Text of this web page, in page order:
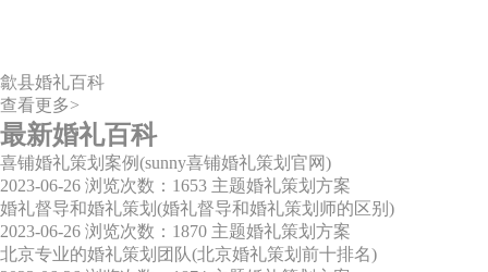
歙县婚礼百科
查看更多>
最新婚礼百科
喜铺婚礼策划案例(sunny喜铺婚礼策划官网)
2023-06-26 浏览次数：1653 主题婚礼策划方案
婚礼督导和婚礼策划(婚礼督导和婚礼策划师的区别)
2023-06-26 浏览次数：1870 主题婚礼策划方案
北京专业的婚礼策划团队(北京婚礼策划前十排名)